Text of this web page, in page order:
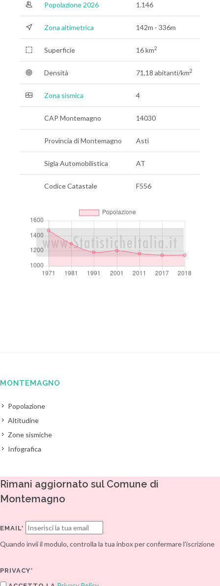
Popolazione 2026 1.146
Zona altimetrica 142m - 336m
Superficie 16 km2
Densità 71,18 abitanti/km2
Zona sismica 4
CAP Montemagno 14030
Provincia di Montemagno Asti
Sigla Automobilistica AT
Codice Catastale F556
MONTEMAGNO
Popolazione
Altitudine
Zone sismiche
Infografica
Rimani aggiornato sul Comune di
Montemagno
EMAIL*
Quando invii il modulo, controlla la tua inbox per confermare l'iscrizione
PRIVACY*